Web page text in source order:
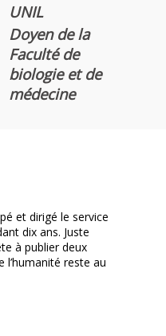
UNIL
Doyen de la
Faculté de
biologie et de
médecine
et dirigé le service
dix ans. Juste
à publier deux
l’humanité reste au